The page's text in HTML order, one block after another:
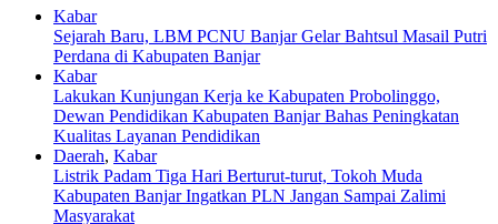
Kabar
Sejarah Baru, LBM PCNU Banjar Gelar Bahtsul Masail Putri
Perdana di Kabupaten Banjar
Kabar
Lakukan Kunjungan Kerja ke Kabupaten Probolinggo,
Dewan Pendidikan Kabupaten Banjar Bahas Peningkatan
Kualitas Layanan Pendidikan
Daerah, Kabar
Listrik Padam Tiga Hari Berturut-turut, Tokoh Muda
Kabupaten Banjar Ingatkan PLN Jangan Sampai Zalimi
Masyarakat